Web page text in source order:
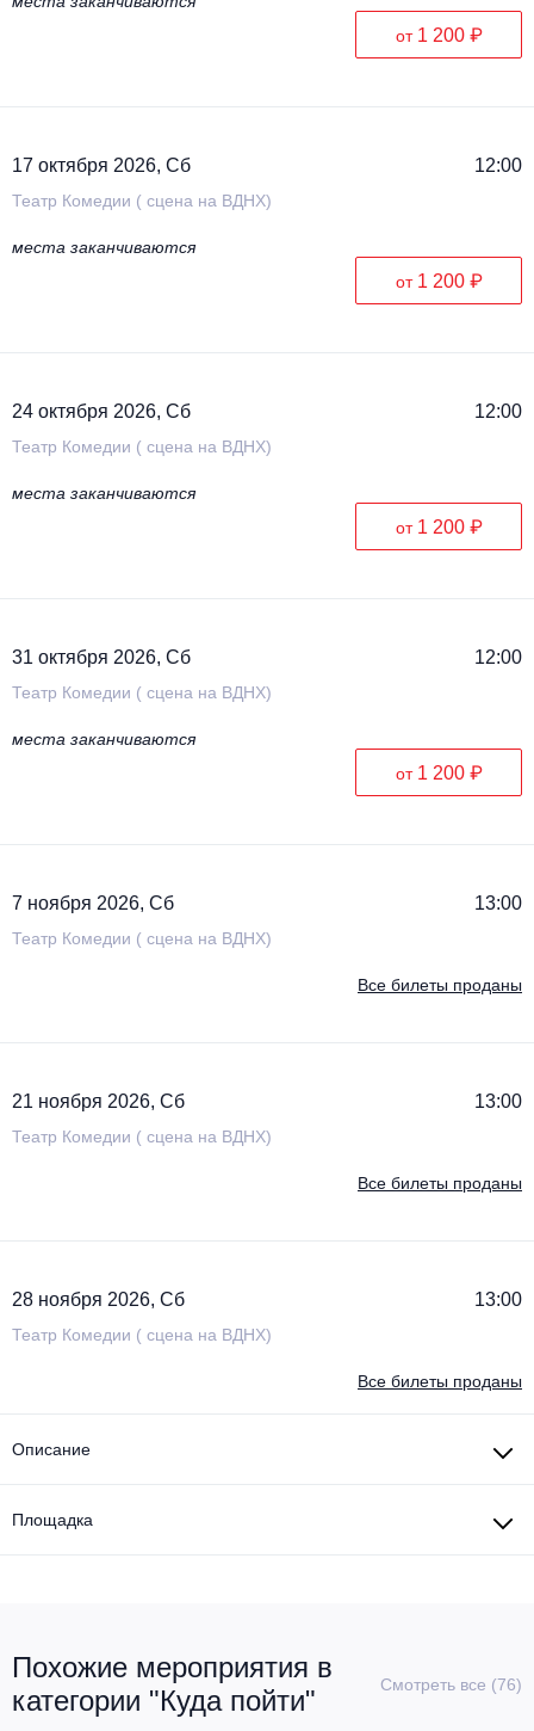
от 1 200 ₽
17 октября 2026, Сб 12:00
Театр Комедии ( сцена на ВДНХ)
места заканчиваются
от 1 200 ₽
24 октября 2026, Сб 12:00
Театр Комедии ( сцена на ВДНХ)
места заканчиваются
от 1 200 ₽
31 октября 2026, Сб 12:00
Театр Комедии ( сцена на ВДНХ)
места заканчиваются
от 1 200 ₽
7 ноября 2026, Сб 13:00
Театр Комедии ( сцена на ВДНХ)
Все билеты проданы
21 ноября 2026, Сб 13:00
Театр Комедии ( сцена на ВДНХ)
Все билеты проданы
28 ноября 2026, Сб 13:00
Театр Комедии ( сцена на ВДНХ)
Все билеты проданы
Описание
Площадка
Похожие мероприятия в
категории "Куда пойти"
Смотреть все (76)